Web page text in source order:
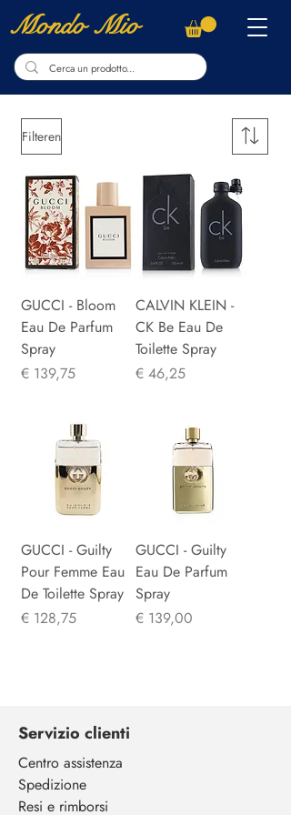
Mondo Mio
Filteren
GUCCI - Bloom
Eau De Parfum
Spray
Prijs
€ 139,75
CALVIN KLEIN -
CK Be Eau De
Toilette Spray
Prijs
€ 46,25
GUCCI - Guilty
Pour Femme Eau
De Toilette Spray
Prijs
€ 128,75
GUCCI - Guilty
Eau De Parfum
Spray
Prijs
€ 139,00
Servizio clienti
Centro assistenza
Spedizione
Resi e rimborsi